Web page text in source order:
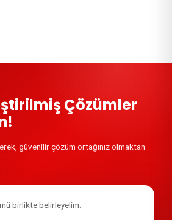
Çözümler
güvenilir çözüm ortağınız olmaktan
birlikte belirleyelim.